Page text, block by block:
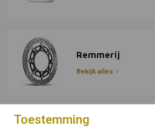
Remmerij
Bekijk alles
Toestemming